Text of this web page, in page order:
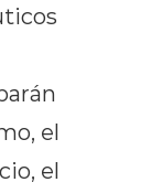
el
el